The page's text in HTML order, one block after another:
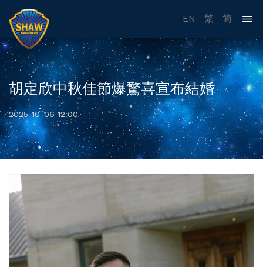
EN 繁 简
胡定欣中秋佳節爆驚喜宣布結婚
2025-10-06 12:00